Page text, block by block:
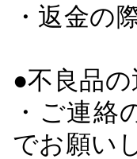
・返金の
●不良品
・ご連
でお願い